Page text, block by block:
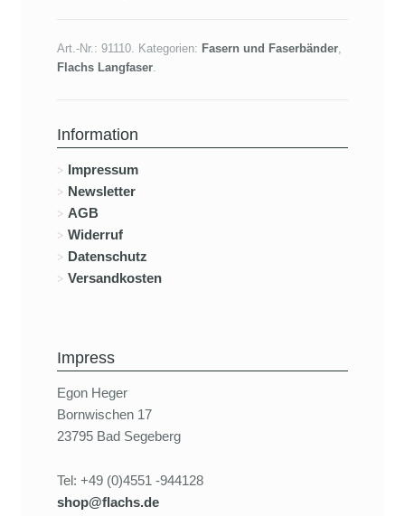
Art.-Nr.:91110. Kategorien: Fasern und Faserbänder,
Flachs Langfaser.
Information
Impressum
Newsletter
AGB
Widerruf
Datenschutz
Versandkosten
Impress
Egon Heger
Bornwischen 17
23795 Bad Segeberg
Tel: +49 (0)4551 -944128
shop@flachs.de